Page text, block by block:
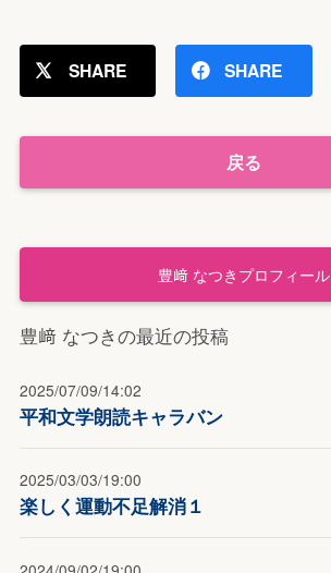
SHARE SHARE
戻る
豊﨑 なつきプロフィール
豊﨑 なつきの最近の投稿
2025/07/09/14:02
平和文学朗読キャラバン
2025/03/03/19:00
楽しく運動不足解消１